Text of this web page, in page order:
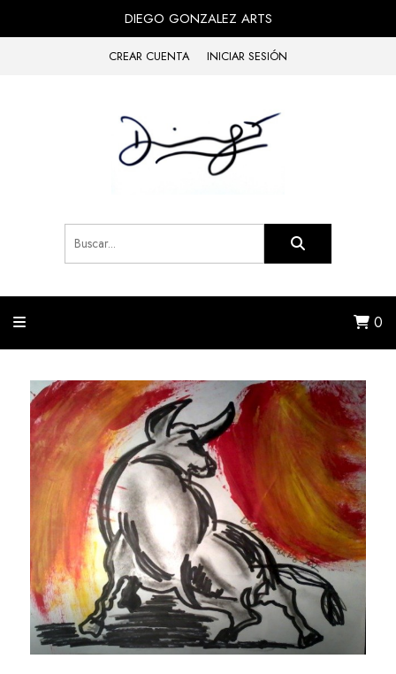
DIEGO GONZALEZ ARTS
CREAR CUENTA INICIAR SESIÓN
0